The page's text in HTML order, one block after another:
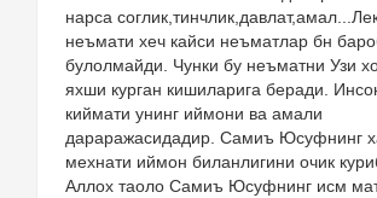
нарса
неъмати хеч кайси неъматлар бн
булолмайди. Чунки бу неъматни Узи
яхши курган кишиларига беради.
киймати унинг иймони ва амали
дараражасидадир. Самиъ Юсуфнинг
мехнати иймон биланлигини очик
Аллох таоло Самиъ Юсуфнинг исм